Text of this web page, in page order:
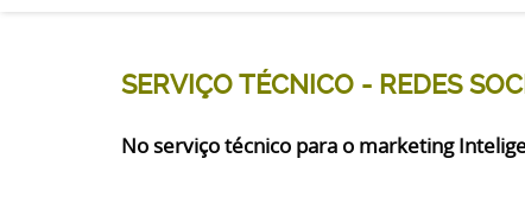
SERVIÇO TÉCNICO - REDES
No serviço técnico para o marketing